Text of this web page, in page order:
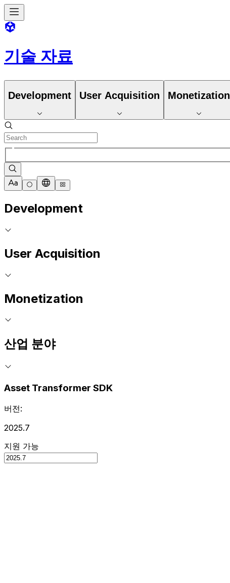
기술 자료
Development User Acquisition Monetization
Development
User Acquisition
Monetization
산업 분야
Asset Transformer SDK
버전:
2025.7
지원 가능